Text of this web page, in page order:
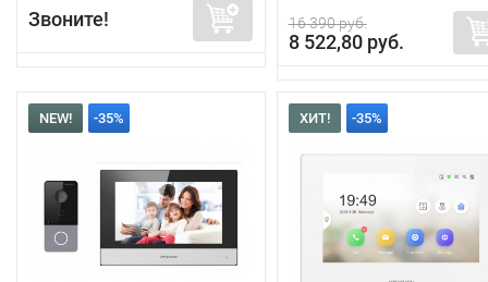
Звоните! 16 390 руб.
8 522,80 руб.
NEW! -35% ХИТ! -35%